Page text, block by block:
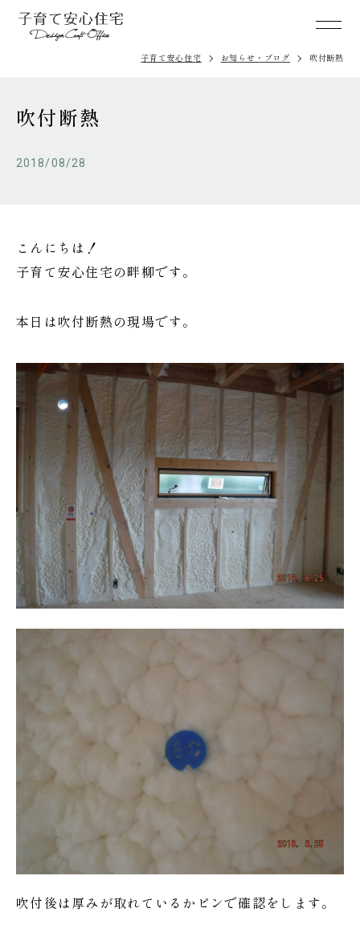
子育て安心住宅 お知らせ・ブログ 吹付断熱
吹付断熱
2018/08/28
こんにちは！
子育て安心住宅の畔柳です。
本日は吹付断熱の現場です。
吹付後は厚みが取れているかピンで確認をします。